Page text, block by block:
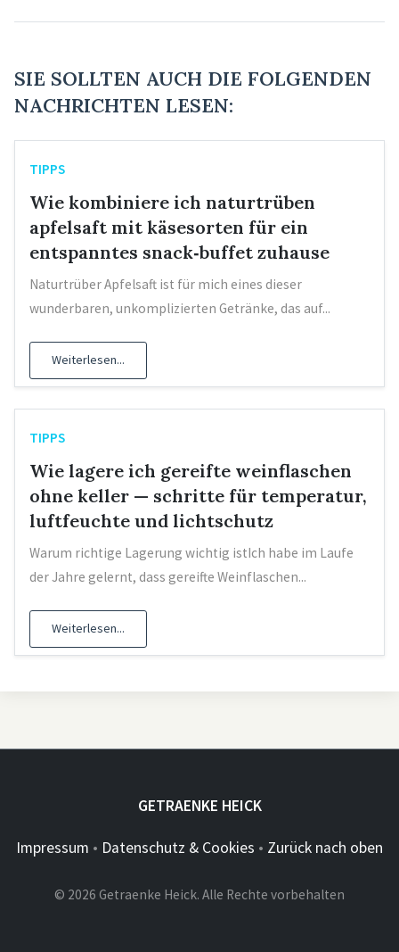
SIE SOLLTEN AUCH DIE FOLGENDEN
NACHRICHTEN LESEN:
TIPPS
Wie kombiniere ich naturtrüben
apfelsaft mit käsesorten für ein
entspanntes snack‑buffet zuhause
Naturtrüber Apfelsaft ist für mich eines dieser
wunderbaren, unkomplizierten Getränke, das auf...
Weiterlesen...
TIPPS
Wie lagere ich gereifte weinflaschen
ohne keller — schritte für temperatur,
luftfeuchte und lichtschutz
Warum richtige Lagerung wichtig istIch habe im Laufe
der Jahre gelernt, dass gereifte Weinflaschen...
Weiterlesen...
GETRAENKE HEICK
Impressum • Datenschutz & Cookies • Zurück nach oben
© 2026 Getraenke Heick. Alle Rechte vorbehalten